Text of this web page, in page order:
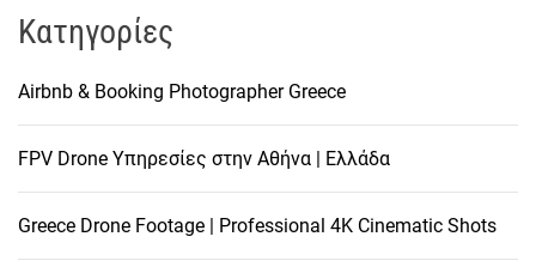
Kατηγορίες
Airbnb & Booking Photographer Greece
FPV Drone Υπηρεσίες στην Αθήνα | Ελλάδα
Greece Drone Footage | Professional 4K Cinematic Shots